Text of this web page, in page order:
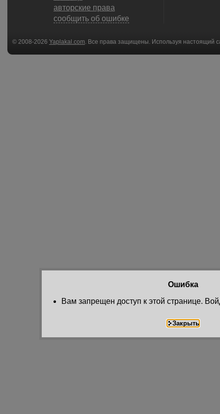
авторские права
сообщить об ошибке
© 2008-2026 Yaplakal.com . Все права защищены. Используя настоящий
соглашения.
Ошибка
Вам запрещен доступ к этой странице.